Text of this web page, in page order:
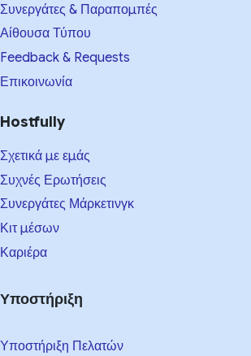
Συνεργάτες & Παραπομπές
Αίθουσα Τύπου
Feedback & Requests
Επικοινωνία
Hostfully
Σχετικά με εμάς
Συχνές Ερωτήσεις
Συνεργάτες Μάρκετινγκ
Κιτ μέσων
Καριέρα
Υποστήριξη
Υποστήριξη Πελατών